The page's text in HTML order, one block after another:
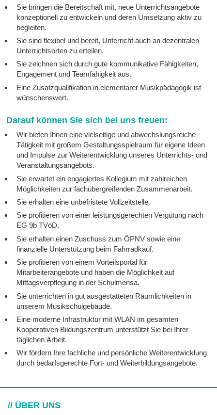
Sie bringen die Bereitschaft mit, neue Unterrichtsangebote
konzeptionell zu entwickeln und deren Umsetzung aktiv zu
begleiten.
Sie sind flexibel und bereit, Unterricht auch an dezentralen
Unterrichtsorten zu erteilen.
Sie zeichnen sich durch gute kommunikative Fähigkeiten,
Engagement und Teamfähigkeit aus.
Eine Zusatzqualifikation in elementarer Musikpädagogik ist
wünschenswert.
Darauf können Sie sich bei uns freuen:
Wir bieten Ihnen eine vielseitige und abwechslungsreiche
Tätigkeit mit großem Gestaltungsspielraum für eigene Ideen
und Impulse zur Weiterentwicklung unseres Unterrichts- und
Veranstaltungsangebots.
Sie erwartet ein engagiertes Kollegium mit zahlreichen
Möglichkeiten zur fachübergreifenden Zusammenarbeit.
Sie erhalten eine unbefristete Vollzeitstelle.
Sie profitieren von einer leistungsgerechten Vergütung nach
EG 9b TVöD.
Sie erhalten einen Zuschuss zum ÖPNV sowie eine
finanzielle Unterstützung beim Fahrradkauf.
Sie profitieren von einem Vorteilsportal für
Mitarbeiterangebote und haben die Möglichkeit auf
Mittagsverpflegung in der Schulmensa.
Sie unterrichten in gut ausgestatteten Räumlichkeiten in
unserem Musikschulgebäude.
Eine moderne Infrastruktur mit WLAN im gesamten
Kooperativen Bildungszentrum unterstützt Sie bei Ihrer
täglichen Arbeit.
Wir fördern Ihre fachliche und persönliche Weiterentwicklung
durch bedarfsgerechte Fort- und Weiterbildungsangebote.
// ÜBER UNS